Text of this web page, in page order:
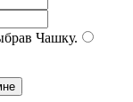
Чашку.